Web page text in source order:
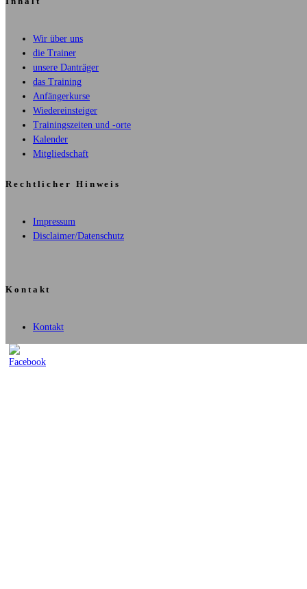
Wir über uns
die Trainer
unsere Danträger
das Training
Anfängerkurse
Wiedereinsteiger
Trainingszeiten und -orte
Kalender
Mitgliedschaft
Rechtlicher Hinweis
Impressum
Disclaimer/Datenschutz
Kontakt
Kontakt